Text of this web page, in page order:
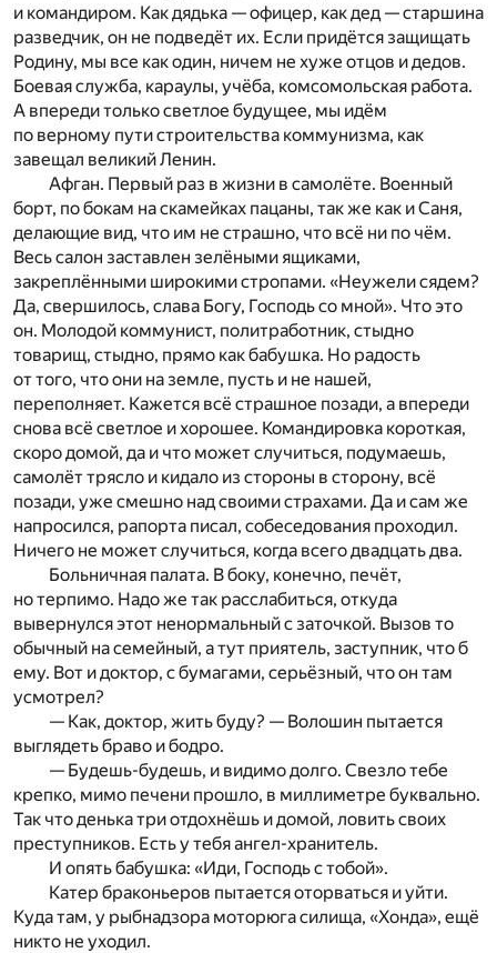
и командиром. Как дядька — офицер, как дед — старшина
разведчик, он не подведёт их. Если придётся защищать
Родину, мы все как один, ничем не хуже отцов и дедов.
Боевая служба, караулы, учёба, комсомольская работа.
А впереди только светлое будущее, мы идём
по верному пути строительства коммунизма, как
завещал великий Ленин.
Афган. Первый раз в жизни в самолёте. Военный
борт, по бокам на скамейках пацаны, так же как и Саня,
делающие вид, что им не страшно, что всё ни по чём.
Весь салон заставлен зелёными ящиками,
закреплёнными широкими стропами. «Неужели сядем?
Да, свершилось, слава Богу, Господь со мной». Что это
он. Молодой коммунист, политработник, стыдно
товарищ, стыдно, прямо как бабушка. Но радость
от того, что они на земле, пусть и не нашей,
переполняет. Кажется всё страшное позади, а впереди
снова всё светлое и хорошее. Командировка короткая,
скоро домой, да и что может случиться, подумаешь,
самолёт трясло и кидало из стороны в сторону, всё
позади, уже смешно над своими страхами. Да и сам же
напросился, рапорта писал, собеседования проходил.
Ничего не может случиться, когда всего двадцать два.
Больничная палата. В боку, конечно, печёт,
но терпимо. Надо же так расслабиться, откуда
вывернулся этот ненормальный с заточкой. Вызов то
обычный на семейный, а тут приятель, заступник, что б
ему. Вот и доктор, с бумагами, серьёзный, что он там
усмотрел?
— Как, доктор, жить буду? — Волошин пытается
выглядеть браво и бодро.
— Будешь-будешь, и видимо долго. Свезло тебе
крепко, мимо печени прошло, в миллиметре буквально.
Так что денька три отдохнёшь и домой, ловить своих
преступников. Есть у тебя ангел-хранитель.
И опять бабушка: «Иди, Господь с тобой».
Катер браконьеров пытается оторваться и уйти.
Куда там, у рыбнадзора моторюга силища, «Хонда», ещё
никто не уходил.